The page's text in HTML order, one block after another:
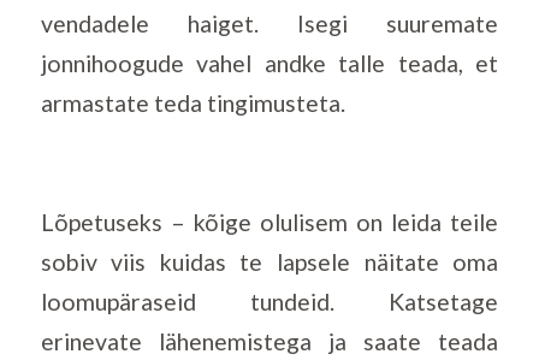
vendadele haiget. Isegi suuremate
jonnihoogude vahel andke talle teada, et
armastate teda tingimusteta.
Lõpetuseks – kõige olulisem on leida teile
sobiv viis kuidas te lapsele näitate oma
loomupäraseid tundeid. Katsetage
erinevate lähenemistega ja saate teada